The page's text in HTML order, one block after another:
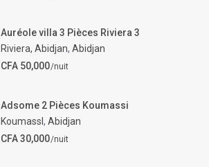
Auréole villa 3 Pièces Riviera 3
Riviera, Abidjan, Abidjan
CFA 50,000/nuit
Adsome 2 Pièces Koumassi
KoumassI , Abidjan
CFA 30,000/nuit